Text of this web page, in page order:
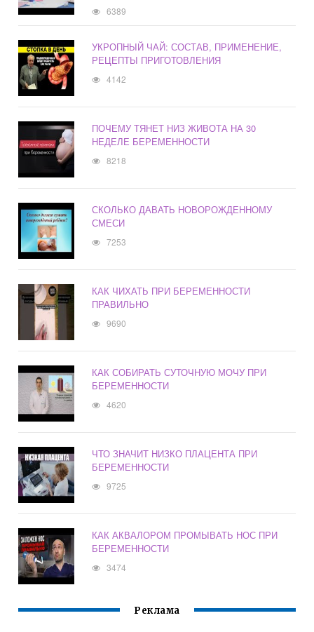
6389
УКРОПНЫЙ ЧАЙ: СОСТАВ, ПРИМЕНЕНИЕ,
РЕЦЕПТЫ ПРИГОТОВЛЕНИЯ
4142
ПОЧЕМУ ТЯНЕТ НИЗ ЖИВОТА НА 30
НЕДЕЛЕ БЕРЕМЕННОСТИ
8218
СКОЛЬКО ДАВАТЬ НОВОРОЖДЕННОМУ
СМЕСИ
7253
КАК ЧИХАТЬ ПРИ БЕРЕМЕННОСТИ
ПРАВИЛЬНО
9690
КАК СОБИРАТЬ СУТОЧНУЮ МОЧУ ПРИ
БЕРЕМЕННОСТИ
4620
ЧТО ЗНАЧИТ НИЗКО ПЛАЦЕНТА ПРИ
БЕРЕМЕННОСТИ
9725
КАК АКВАЛОРОМ ПРОМЫВАТЬ НОС ПРИ
БЕРЕМЕННОСТИ
3474
Реклама